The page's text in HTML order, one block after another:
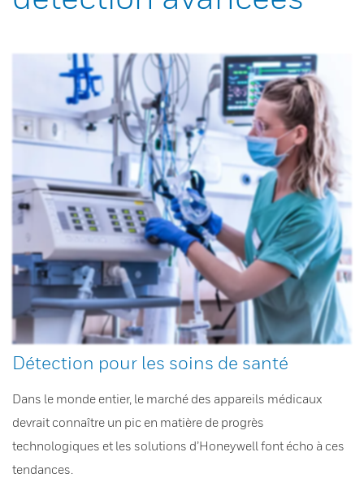
Détection pour les soins de santé
Dans le monde entier, le marché des appareils médicaux
devrait connaître un pic en matière de progrès
technologiques et les solutions d’Honeywell font écho à ces
tendances.